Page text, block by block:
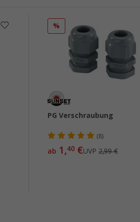
%
PG Verschraubung
(8)
ab 1,40 €UVP2,99 €